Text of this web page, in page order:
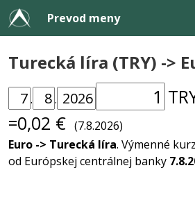
Prevod meny
Turecká líra (TRY) ->
. .
=0,02 € (7.8.2026)
Euro -> Turecká líra. Výmenné
od Európskej centrálnej banky